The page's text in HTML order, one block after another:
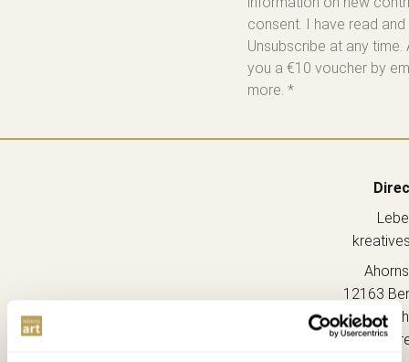
consent. I have read
Unsubscribe at any
you a €10 voucher by
more. *
12163
(Ecke
-->